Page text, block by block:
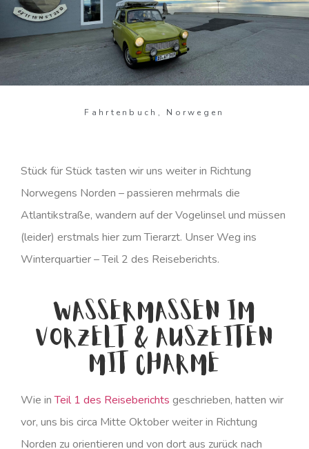
Fahrtenbuch , Norwegen
Stück für Stück tasten wir uns weiter in Richtung
Norwegens Norden – passieren mehrmals die
Atlantikstraße, wandern auf der Vogelinsel und müssen
(leider) erstmals hier zum Tierarzt. Unser Weg ins
Winterquartier – Teil 2 des Reiseberichts.
Wassermassen im
Vorzelt & Auszeiten
mit Charme
Wie inTeil 1 des Reiseberichts geschrieben, hatten wir
vor, uns bis circa Mitte Oktober weiter in Richtung
Norden zu orientieren und von dort aus zurück nach